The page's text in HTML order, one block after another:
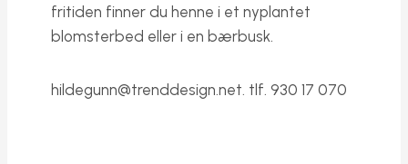
fritiden finner du henne i et nyplantet
blomsterbed eller i en bærbusk.
hildegunn@trenddesign.net. tlf. 930 17 070